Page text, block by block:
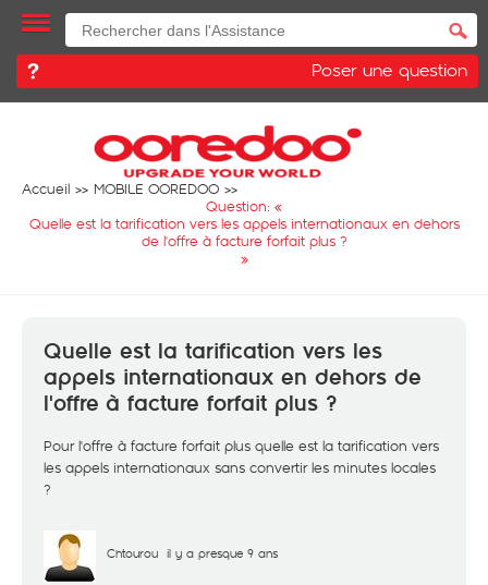
Poser une question
Accueil
MOBILE OOREDOO
Question: «
Quelle est la tarification vers les appels internationaux en dehors
de l'offre à facture forfait plus ?
»
Quelle est la tarification vers les
appels internationaux en dehors de
l'offre à facture forfait plus ?
Pour l'offre à facture forfait plus quelle est la tarification vers
les appels internationaux sans convertir les minutes locales
?
Chtourou il y a presque 9 ans